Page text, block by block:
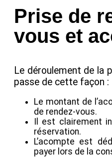
Prise de
vous et
Le déroulement de la
passe de cette façon :
Le montant de
de rendez-vous.
Il est clairement
réservation.
L’acompte est
payer lors de la